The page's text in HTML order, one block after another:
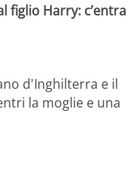
figlio Harry: c’entra
d'Inghilterra e il
la moglie e una